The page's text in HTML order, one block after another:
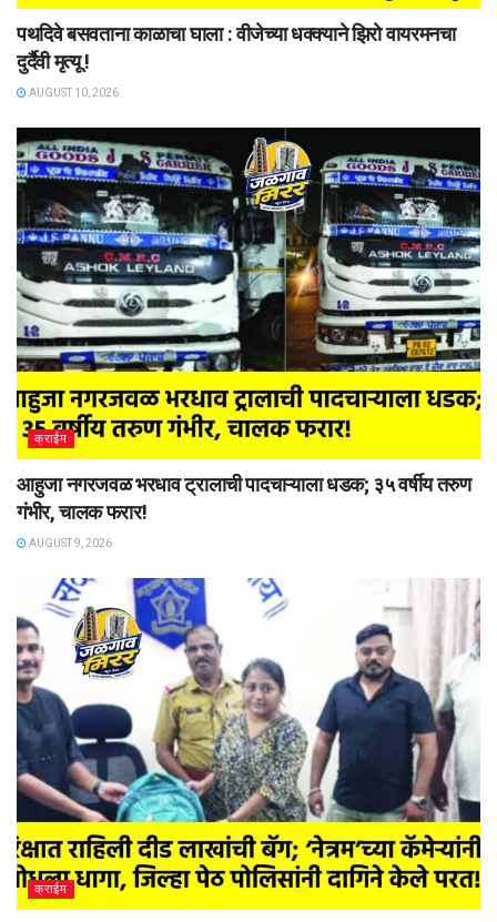
पथदिवे बसवताना काळाचा घाला : वीजेच्या धक्क्याने झिरो वायरमनचा
दुर्दैवी मृत्यू !
AUGUST 10, 2026
क्राईम
आहुजा नगरजवळ भरधाव ट्रालाची पादचाऱ्याला धडक; ३५ वर्षीय तरुण
गंभीर, चालक फरार!
AUGUST 9, 2026
क्राईम